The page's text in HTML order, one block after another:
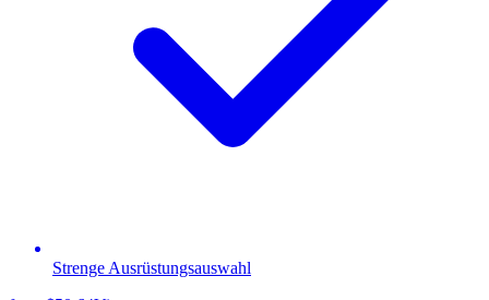
Strenge Ausrüstungsauswahl